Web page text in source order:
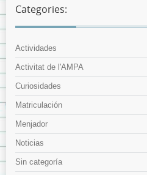
Categories:
Actividades
Activitat de l'AMPA
Curiosidades
Matriculación
Menjador
Noticias
Sin categoría